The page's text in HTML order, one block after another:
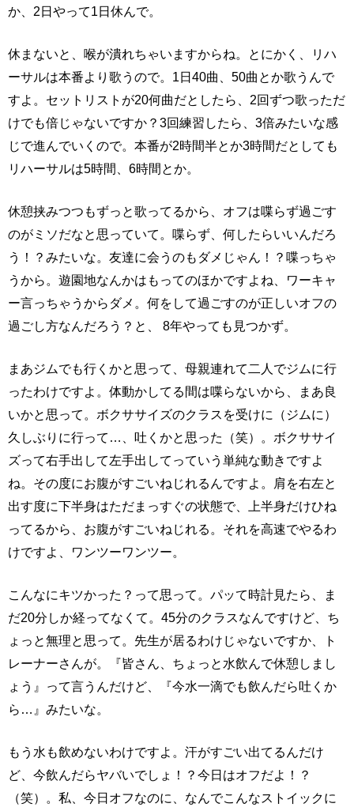
か、2日やって1日休んで。
休まないと、喉が潰れちゃいますからね。とにかく、リハ
ーサルは本番より歌うので。1日40曲、50曲とか歌うんで
すよ。セットリストが20何曲だとしたら、2回ずつ歌っただ
けでも倍じゃないですか？3回練習したら、3倍みたいな感
じで進んでいくので。本番が2時間半とか3時間だとしても
リハーサルは5時間、6時間とか。
休憩挟みつつもずっと歌ってるから、オフは喋らず過ごす
のがミソだなと思っていて。喋らず、何したらいいんだろ
う！？みたいな。友達に会うのもダメじゃん！？喋っちゃ
うから。遊園地なんかはもってのほかですよね、ワーキャ
ー言っちゃうからダメ。何をして過ごすのが正しいオフの
過ごし方なんだろう？と、 8年やっても見つかず。
まあジムでも行くかと思って、母親連れて二人でジムに行
ったわけですよ。体動かしてる間は喋らないから、まあ良
いかと思って。ボクササイズのクラスを受けに（ジムに）
久しぶりに行って…、吐くかと思った（笑）。ボクササイ
ズって右手出して左手出してっていう単純な動きですよ
ね。その度にお腹がすごいねじれるんですよ。肩を右左と
出す度に下半身はただまっすぐの状態で、上半身だけひね
ってるから、お腹がすごいねじれる。それを高速でやるわ
けですよ、ワンツーワンツー。
こんなにキツかった？って思って。パッて時計見たら、ま
だ20分しか経ってなくて。45分のクラスなんですけど、ち
ょっと無理と思って。先生が居るわけじゃないですか、ト
レーナーさんが。『皆さん、ちょっと水飲んで休憩しまし
ょう』って言うんだけど、『今水一滴でも飲んだら吐くか
ら…』みたいな。
もう水も飲めないわけですよ。汗がすごい出てるんだけ
ど、今飲んだらヤバいでしょ！？今日はオフだよ！？
（笑）。私、今日オフなのに、なんでこんなストイックに